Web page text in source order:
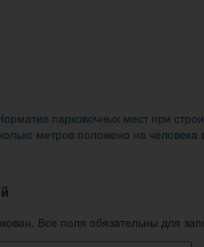
парковочных мест при
метров положено на человека
Все поля обязательны для